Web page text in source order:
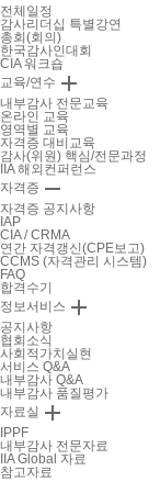
전체일정
감사리더십 특별강연
총회(회의)
한국감사인대회
CIA 워크숍
교육/연수 
내부감사 전문교육
온라인 교육
영역별 교육
자격증 대비교육
감사(위원) 핵심/전문과정
IIA 해외컨퍼런스
자격증 
자격증 공지사항
IAP
CIA / CRMA
연간 자격갱신(CPE보고)
CCMS (자격관리 시스템)
FAQ
합격수기
정보서비스 
공지사항
협회소식
사회적가치실현
서비스 Q&A
내부감사 Q&A
내부감사 품질평가
자료실 
IPPF
내부감사 전문자료
IIA Global 자료
참고자료